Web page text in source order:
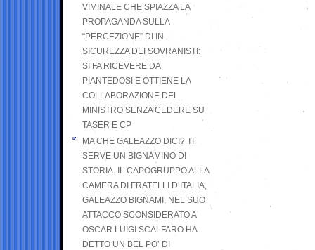
VIMINALE CHE SPIAZZA LA
PROPAGANDA SULLA
“PERCEZIONE” DI IN-
SICUREZZA DEI SOVRANISTI:
SI FA RICEVERE DA
PIANTEDOSI E OTTIENE LA
COLLABORAZIONE DEL
MINISTRO SENZA CEDERE SU
TASER E CP
MA CHE GALEAZZO DICI? TI
SERVE UN BIGNAMINO DI
STORIA. IL CAPOGRUPPO ALLA
CAMERA DI FRATELLI D’ITALIA,
GALEAZZO BIGNAMI, NEL SUO
ATTACCO SCONSIDERATO A
OSCAR LUIGI SCALFARO HA
DETTO UN BEL PO’ DI